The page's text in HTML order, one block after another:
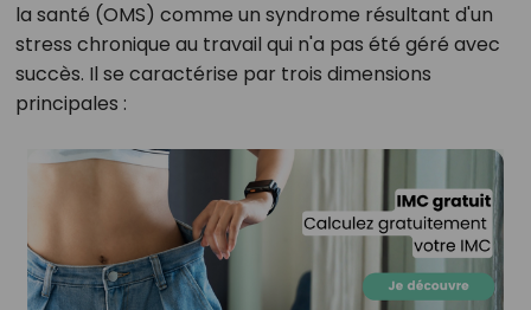
la santé (OMS) comme un syndrome résultant d'un
stress chronique au travail qui n'a pas été géré avec
succès. Il se caractérise par trois dimensions
principales :